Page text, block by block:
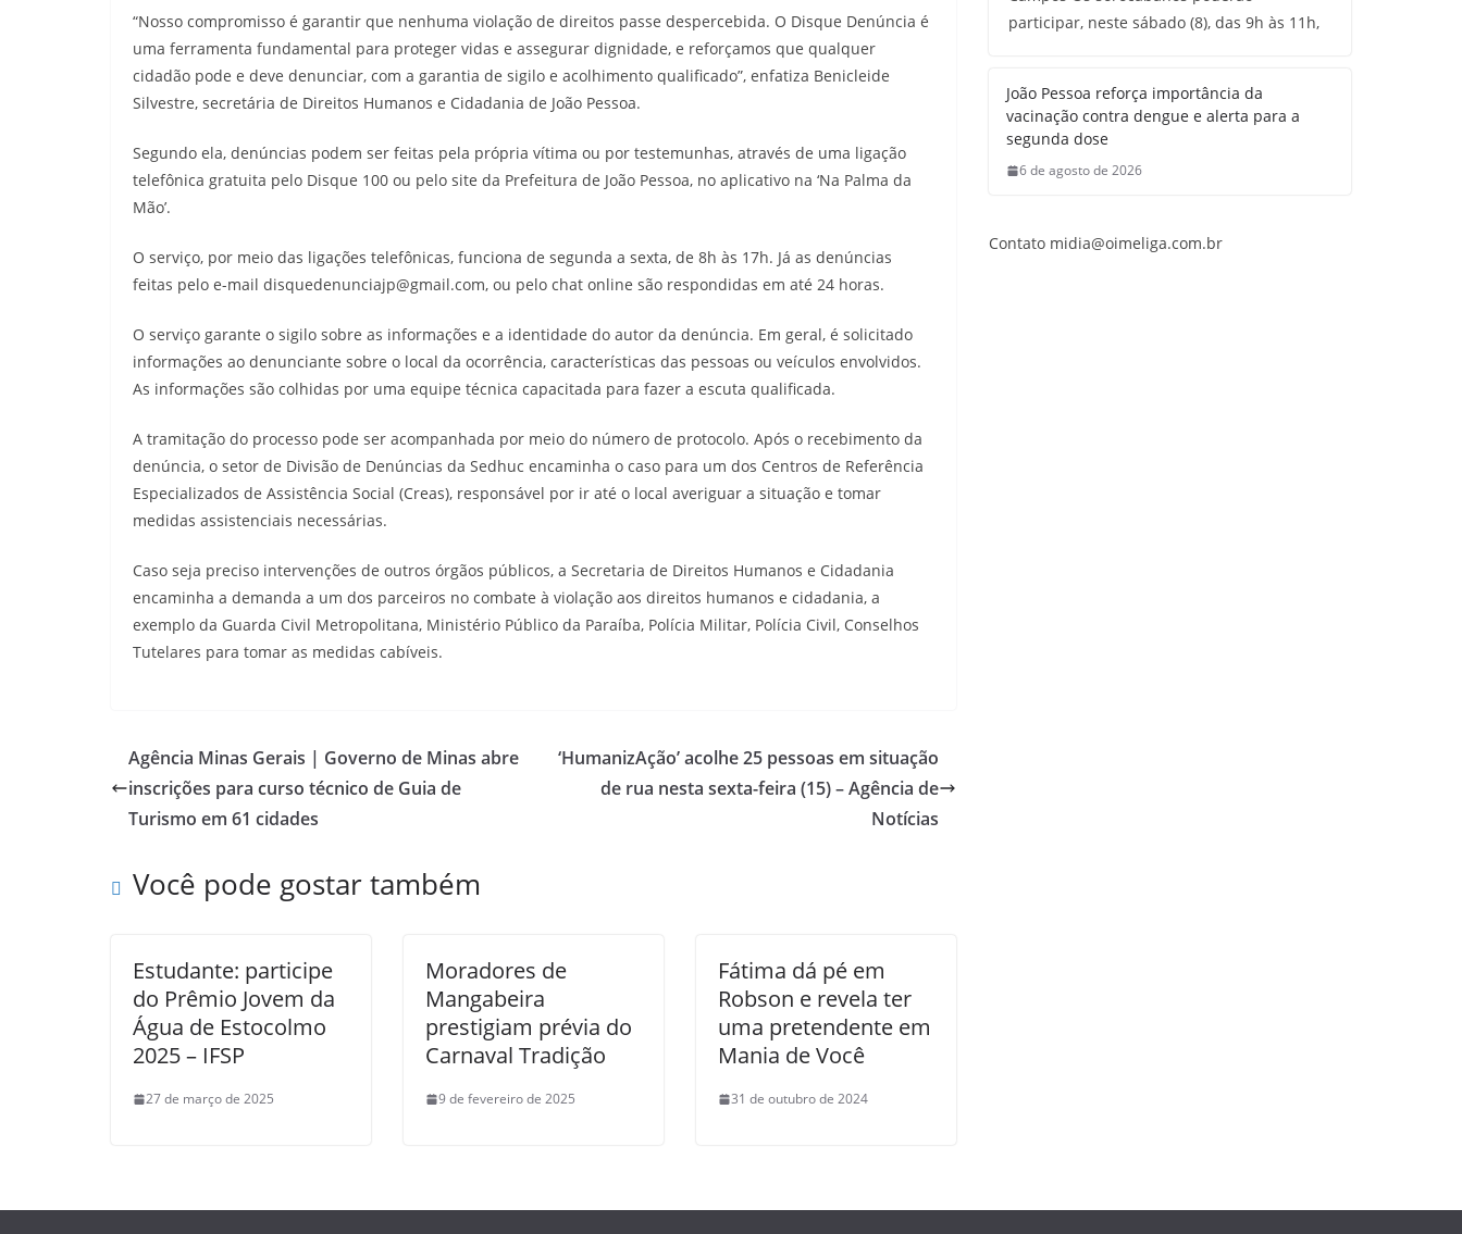
“Nosso compromisso é garantir que nenhuma violação de direitos passe despercebida. O Disque Denúncia é
uma ferramenta fundamental para proteger vidas e assegurar dignidade, e reforçamos que qualquer
cidadão pode e deve denunciar, com a garantia de sigilo e acolhimento qualificado”, enfatiza Benicleide
Silvestre, secretária de Direitos Humanos e Cidadania de João Pessoa.
Segundo ela, denúncias podem ser feitas pela própria vítima ou por testemunhas, através de uma ligação
telefônica gratuita pelo Disque 100 ou pelo site da Prefeitura de João Pessoa, no aplicativo na ‘Na Palma da
Mão’.
O serviço, por meio das ligações telefônicas, funciona de segunda a sexta, de 8h às 17h. Já as denúncias
feitas pelo e-mail disquedenunciajp@gmail.com, ou pelo chat online são respondidas em até 24 horas.
O serviço garante o sigilo sobre as informações e a identidade do autor da denúncia. Em geral, é solicitado
informações ao denunciante sobre o local da ocorrência, características das pessoas ou veículos envolvidos.
As informações são colhidas por uma equipe técnica capacitada para fazer a escuta qualificada.
A tramitação do processo pode ser acompanhada por meio do número de protocolo. Após o recebimento da
denúncia, o setor de Divisão de Denúncias da Sedhuc encaminha o caso para um dos Centros de Referência
Especializados de Assistência Social (Creas), responsável por ir até o local averiguar a situação e tomar
medidas assistenciais necessárias.
Caso seja preciso intervenções de outros órgãos públicos, a Secretaria de Direitos Humanos e Cidadania
encaminha a demanda a um dos parceiros no combate à violação aos direitos humanos e cidadania, a
exemplo da Guarda Civil Metropolitana, Ministério Público da Paraíba, Polícia Militar, Polícia Civil, Conselhos
Tutelares para tomar as medidas cabíveis.
Agência Minas Gerais | Governo de Minas abre
inscrições para curso técnico de Guia de
Turismo em 61 cidades
‘HumanizAção’ acolhe 25 pessoas em situação
de rua nesta sexta-feira (15) – Agência de
Notícias
Você pode gostar também
Estudante: participe
do Prêmio Jovem da
Água de Estocolmo
2025 – IFSP
27 de março de 2025
Moradores de
Mangabeira
prestigiam prévia do
Carnaval Tradição
9 de fevereiro de 2025
Fátima dá pé em
Robson e revela ter
uma pretendente em
Mania de Você
31 de outubro de 2024
participar, neste sábado (8), das 9h às 11h,
João Pessoa reforça importância da
vacinação contra dengue e alerta para a
segunda dose
6 de agosto de 2026
Contato midia@oimeliga.com.br